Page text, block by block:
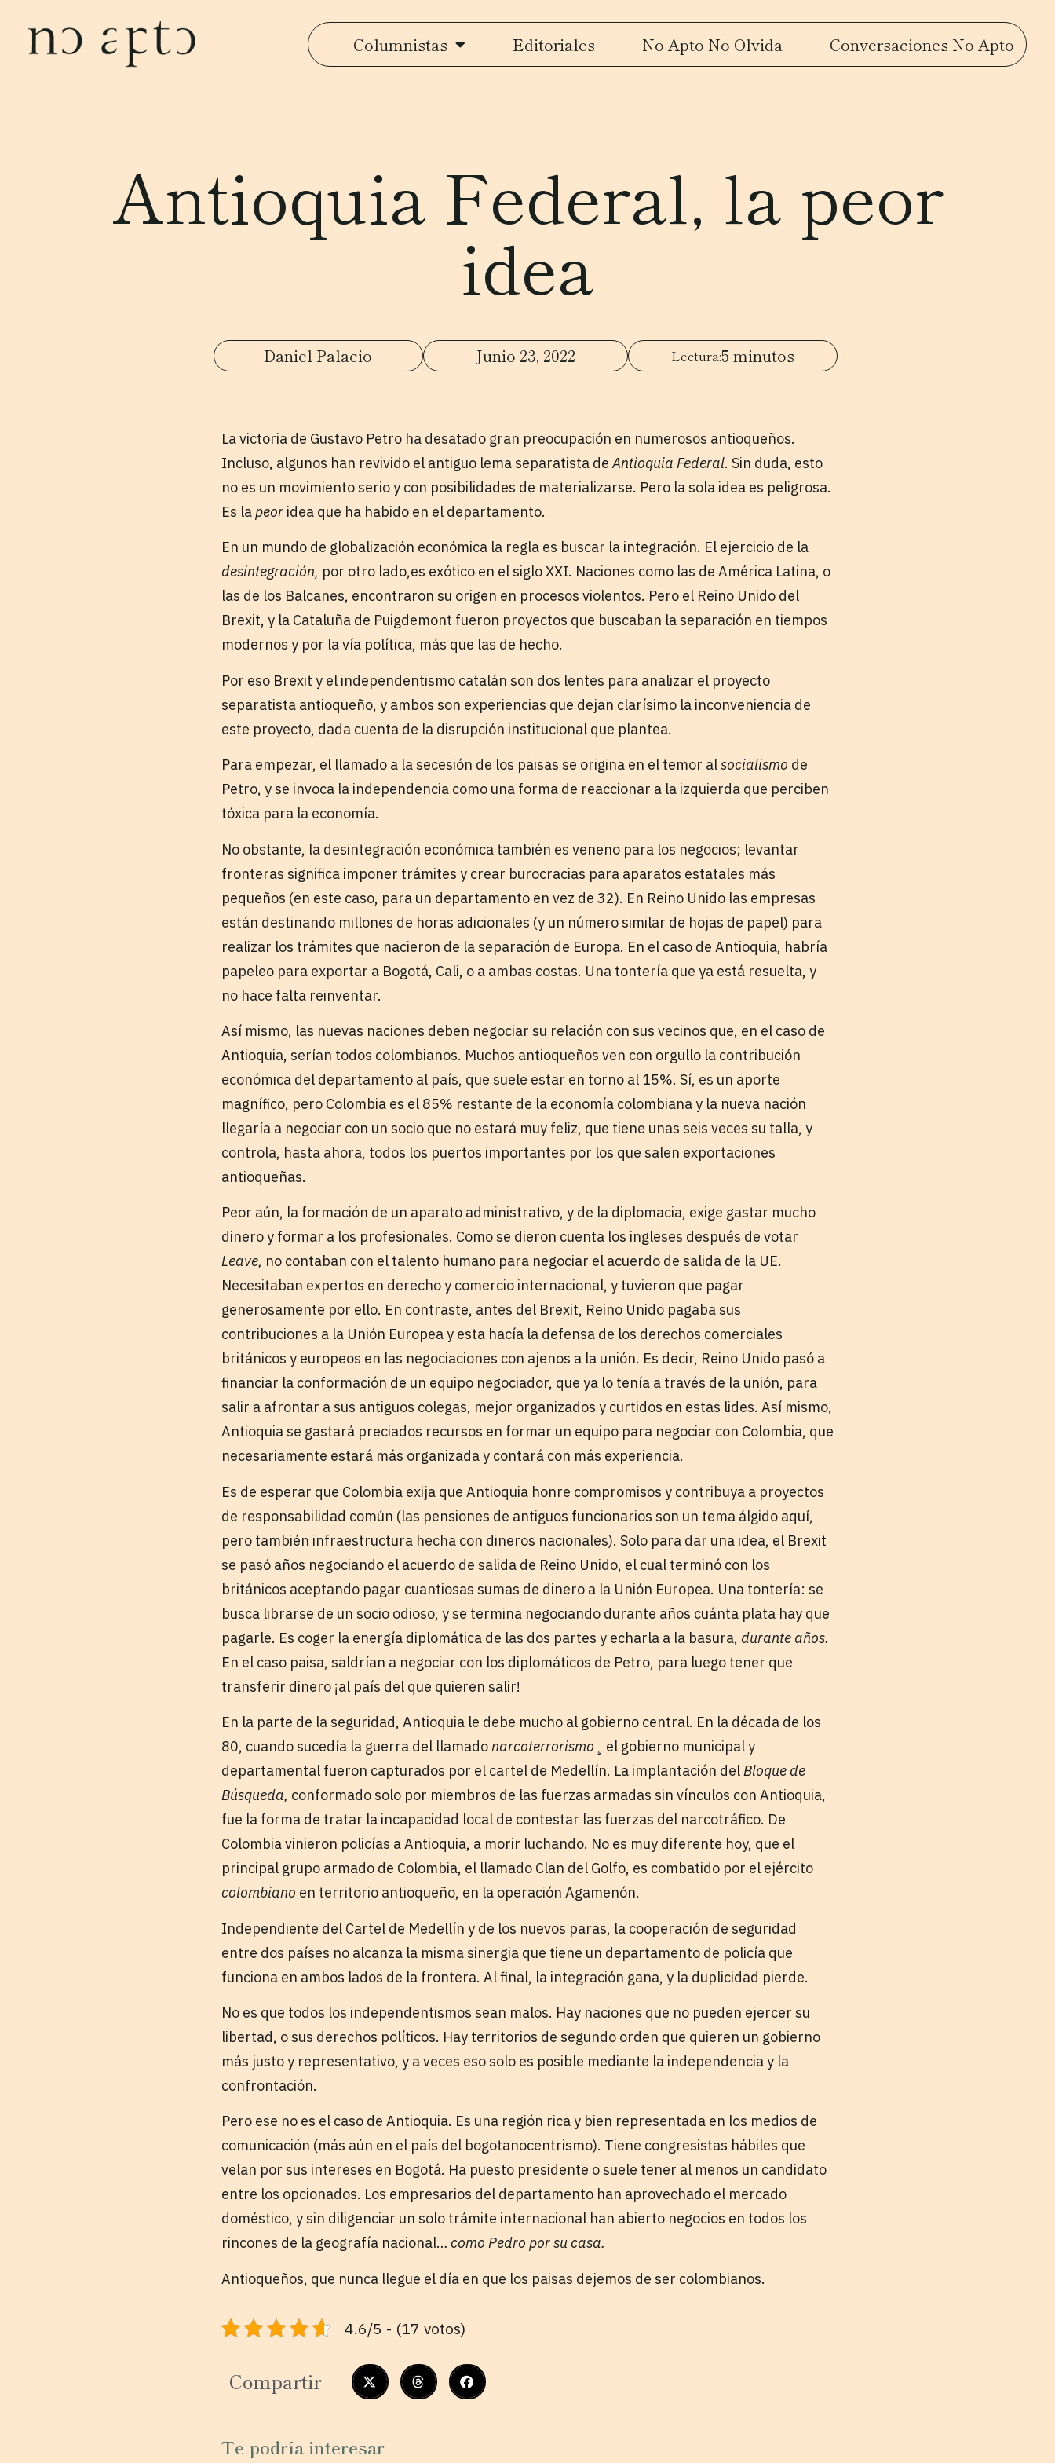
Columnistas Editoriales No Apto No Olvida Conversaciones No Apto
Antioquia Federal, la peor
idea
Daniel Palacio Junio 23, 2022 5 minutos
La victoria de Gustavo Petro ha desatado gran preocupación en numerosos antioqueños.
Incluso, algunos han revivido el antiguo lema separatista deAntioquia Federal. Sin duda, esto
no es un movimiento serio y con posibilidades de materializarse. Pero la sola idea es peligrosa.
Es lapeor idea que ha habido en el departamento.
En un mundo de globalización económica la regla es buscar la integración. El ejercicio de la
desintegración, por otro lado,es exótico en el siglo XXI. Naciones como las de América Latina, o
las de los Balcanes, encontraron su origen en procesos violentos. Pero el Reino Unido del
Brexit, y la Cataluña de Puigdemont fueron proyectos que buscaban la separación en tiempos
modernos y por la vía política, más que las de hecho.
Por eso Brexit y el independentismo catalán son dos lentes para analizar el proyecto
separatista antioqueño, y ambos son experiencias que dejan clarísimo la inconveniencia de
este proyecto, dada cuenta de la disrupción institucional que plantea.
Para empezar, el llamado a la secesión de los paisas se origina en el temor alsocialismo de
Petro, y se invoca la independencia como una forma de reaccionar a la izquierda que perciben
tóxica para la economía.
No obstante, la desintegración económica también es veneno para los negocios; levantar
fronteras significa imponer trámites y crear burocracias para aparatos estatales más
pequeños (en este caso, para un departamento en vez de 32). En Reino Unido las empresas
están destinando millones de horas adicionales (y un número similar de hojas de papel) para
realizar los trámites que nacieron de la separación de Europa. En el caso de Antioquia, habría
papeleo para exportar a Bogotá, Cali, o a ambas costas. Una tontería que ya está resuelta, y
no hace falta reinventar.
Así mismo, las nuevas naciones deben negociar su relación con sus vecinos que, en el caso de
Antioquia, serían todos colombianos. Muchos antioqueños ven con orgullo la contribución
económica del departamento al país, que suele estar en torno al 15%. Sí, es un aporte
magnífico, pero Colombia es el 85% restante de la economía colombiana y la nueva nación
llegaría a negociar con un socio que no estará muy feliz, que tiene unas seis veces su talla, y
controla, hasta ahora, todos los puertos importantes por los que salen exportaciones
antioqueñas.
Peor aún, la formación de un aparato administrativo, y de la diplomacia, exige gastar mucho
dinero y formar a los profesionales. Como se dieron cuenta los ingleses después de votar
Leave, no contaban con el talento humano para negociar el acuerdo de salida de la UE.
Necesitaban expertos en derecho y comercio internacional, y tuvieron que pagar
generosamente por ello. En contraste, antes del Brexit, Reino Unido pagaba sus
contribuciones a la Unión Europea y esta hacía la defensa de los derechos comerciales
británicos y europeos en las negociaciones con ajenos a la unión. Es decir, Reino Unido pasó a
financiar la conformación de un equipo negociador, que ya lo tenía a través de la unión, para
salir a afrontar a sus antiguos colegas, mejor organizados y curtidos en estas lides. Así mismo,
Antioquia se gastará preciados recursos en formar un equipo para negociar con Colombia, que
necesariamente estará más organizada y contará con más experiencia.
Es de esperar que Colombia exija que Antioquia honre compromisos y contribuya a proyectos
de responsabilidad común (las pensiones de antiguos funcionarios son un tema álgido aquí,
pero también infraestructura hecha con dineros nacionales). Solo para dar una idea, el Brexit
se pasó años negociando el acuerdo de salida de Reino Unido, el cual terminó con los
británicos aceptando pagar cuantiosas sumas de dinero a la Unión Europea. Una tontería: se
busca librarse de un socio odioso, y se termina negociando durante años cuánta plata hay que
pagarle. Es coger la energía diplomática de las dos partes y echarla a la basura, durante años.
En el caso paisa, saldrían a negociar con los diplomáticos de Petro, para luego tener que
transferir dinero ¡al país del que quieren salir!
En la parte de la seguridad, Antioquia le debe mucho al gobierno central. En la década de los
80, cuando sucedía la guerra del llamadonarcoterrorismo ¸ el gobierno municipal y
departamental fueron capturados por el cartel de Medellín. La implantación delBloque de
Búsqueda, conformado solo por miembros de las fuerzas armadas sin vínculos con Antioquia,
fue la forma de tratar la incapacidad local de contestar las fuerzas del narcotráfico. De
Colombia vinieron policías a Antioquia, a morir luchando. No es muy diferente hoy, que el
principal grupo armado de Colombia, el llamado Clan del Golfo, es combatido por el ejército
colombiano en territorio antioqueño, en la operación Agamenón.
Independiente del Cartel de Medellín y de los nuevos paras, la cooperación de seguridad
entre dos países no alcanza la misma sinergia que tiene un departamento de policía que
funciona en ambos lados de la frontera. Al final, la integración gana, y la duplicidad pierde.
No es que todos los independentismos sean malos. Hay naciones que no pueden ejercer su
libertad, o sus derechos políticos. Hay territorios de segundo orden que quieren un gobierno
más justo y representativo, y a veces eso solo es posible mediante la independencia y la
confrontación.
Pero ese no es el caso de Antioquia. Es una región rica y bien representada en los medios de
comunicación (más aún en el país del bogotanocentrismo). Tiene congresistas hábiles que
velan por sus intereses en Bogotá. Ha puesto presidente o suele tener al menos un candidato
entre los opcionados. Los empresarios del departamento han aprovechado el mercado
doméstico, y sin diligenciar un solo trámite internacional han abierto negocios en todos los
rincones de la geografía nacional… como Pedro por su casa.
Antioqueños, que nunca llegue el día en que los paisas dejemos de ser colombianos.
4.6/5 - (17 votos)
Compartir
Te podría interesar